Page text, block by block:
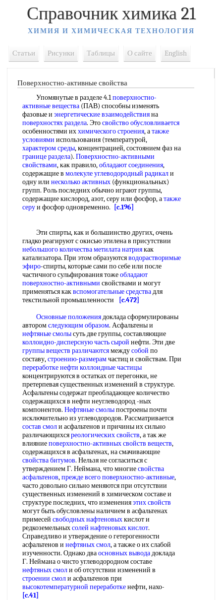
Справочник химика 21
ХИМИЯ И ХИМИЧЕСКАЯ ТЕХНОЛОГИЯ
Статьи Рисунки Таблицы О сайте English
Поверхностно-активные свойства
Упомянутые в разделе 4.1поверхностно-
активные вещества (ПАВ) способны изменять
фазовые и энергетические взаимодействияна
поверхностях раздела. Этосвойство обусловливается
особенностями иххимического строения, атакже
условиями использования (температурой,
характером среды, концентрацией, состоянием фаз на
границе раздела). Поверхностно-активными
свойствами, как правило,обладают соединения,
содержащие в молекуле углеводородный радикали
одну или несколько активных (функциональных)
групп. Роль последних обычно играют группы,
содержащие кислород, азот, серу или фосфор, атакже
серуи фосфор одновременно. [c.196]
Эти спирты, как и большинство других, очень
гладко реагируют с окисью этилена в присутствии
небольшого количестваметилата натриякак
катализатора. При этом образуютсяводорастворимые
эфиро-спирты, которые сами по себе или после
частичного сульфирования тожеобладают
поверхностно-активными свойствами и могут
применяться каквспомогательные средствадля
текстильной промышленности
[c.472]
Основные положениядоклада сформулированы
авторомследующим образом. Асфальтены и
нефтяные смолысуть две группы, составляющие
коллоидно-дисперснуючасть сырой нефти. Эти две
группы веществ различаютсямеждусобой по
составу,строению-размерамчастиц и свойствам. При
переработке нефти коллоидные частицы
концентрируются в остатках от перегонки, не
претерпевая существенных изменений в структуре.
Асфальтены содержат преобладающее количество
содержащихся в нефти неуглеводород -ных
компонентов. Нефтяные смолыпостроены почти
исключительно из углеводородов. Рассматривается
состав смоли асфальтенов и причины их сильно
различающихсяреологических свойств, а так же
влияниеповерхностно-активных свойств веществ,
содержащихся в асфальтенах, на смачивающие
свойства битумов. Нельзя не согласиться с
утверждением Г. Неймана, что многиесвойства
асфальтенов,прежде всегоповерхностно-активные,
часто довольно сильно меняются при отсутствии
существенных изменений в химическом составе и
структуре последних, что измененияэтих свойств
могут быть обусловлены наличием в асфальтенах
примесей свободных нафтеновыхкислот и
редкоземельныхсолей нафтеновых кислот.
Справедливо и утверждение о гетерогенности
асфальтенов и нефтяных смол, а также о их слабой
изученности. Однако дваосновных выводадоклада
Г. Неймана о чисто углеводородном составе
нефтяных смоли об отсутствии изменений в
строении смоли асфальтенов при
высокотемпературной переработкенефти, нахо-
[c.41]